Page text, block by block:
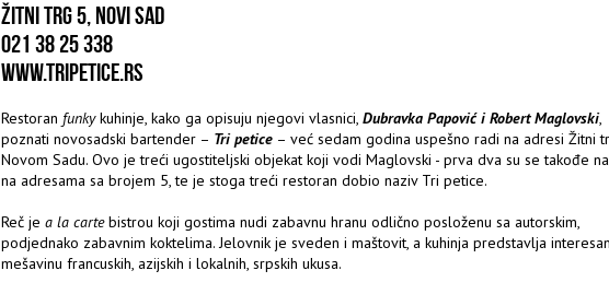
ŽITNI TRG 5, NOVI SAD
021 38 25 338
WWW.TRIPETICE.RS
Restoran funkykuhinje, kako ga opisuju njegovi vlasnici,Dubravka Papović i Robert Maglovski,
poznati novosadski bartender – Tri petice – već sedam godina uspešno radi na adresi Žitni
Novom Sadu. Ovo je treći ugostiteljski objekat koji vodi Maglovski - prva dva su se takođe
na adresama sa brojem 5, te je stoga treći restoran dobio naziv Tri petice.
Reč jea la cartebistrou koji gostima nudi zabavnu hranu odlično posloženu sa autorskim,
podjednako zabavnim koktelima. Jelovnik je sveden i maštovit, a kuhinja predstavlja
mešavinu francuskih, azijskih i lokalnih, srpskih ukusa.